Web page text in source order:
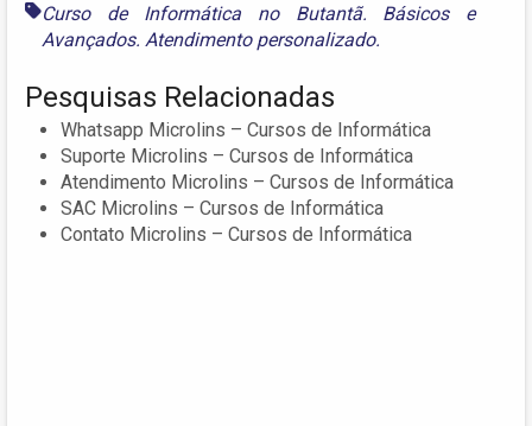
Curso de Informática no Butantã. Básicos e
Avançados. Atendimento personalizado.
Pesquisas Relacionadas
Whatsapp Microlins – Cursos de Informática
Suporte Microlins – Cursos de Informática
Atendimento Microlins – Cursos de Informática
SAC Microlins – Cursos de Informática
Contato Microlins – Cursos de Informática